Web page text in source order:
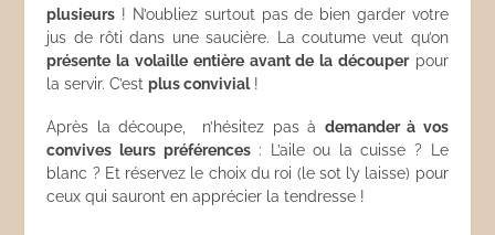
plusieurs ! N’oubliez surtout pas de bien garder votre
jus de rôti dans une saucière. La coutume veut qu’on
présente la volaille entière avant de la découperpour
la servir. C’estplus convivial!
Après la découpe, n’hésitez pas à demander à vos
convives leurs préférences: L’aile ou la cuisse ? Le
blanc ? Et réservez le choix du roi (le sot l’y laisse) pour
ceux qui sauront en apprécier la tendresse !